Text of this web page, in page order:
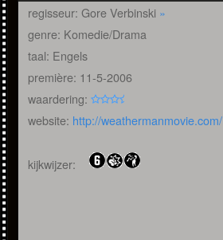
regisseur: Gore Verbinski »
genre: Komedie/Drama
taal: Engels
première: 11-5-2006
waardering:
website: http://weathermanmovie.com/
kijkwijzer: